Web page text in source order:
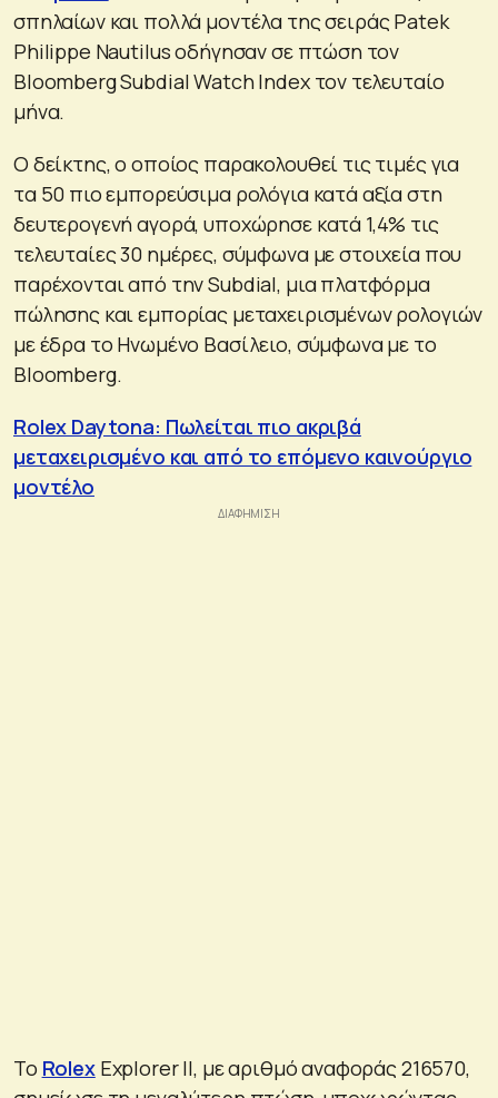
σπηλαίων και πολλά μοντέλα της σειράς Patek
Philippe Nautilus οδήγησαν σε πτώση τον
Bloomberg Subdial Watch Index τον τελευταίο
μήνα.
Ο δείκτης, ο οποίος παρακολουθεί τις τιμές για
τα 50 πιο εμπορεύσιμα ρολόγια κατά αξία στη
δευτερογενή αγορά, υποχώρησε κατά 1,4% τις
τελευταίες 30 ημέρες, σύμφωνα με στοιχεία που
παρέχονται από την Subdial, μια πλατφόρμα
πώλησης και εμπορίας μεταχειρισμένων ρολογιών
με έδρα το Ηνωμένο Βασίλειο, σύμφωνα με το
Bloomberg.
Rolex Daytona: Πωλείται πιο ακριβά
μεταχειρισμένο και από το επόμενο καινούργιο
μοντέλο
Το RolexExplorer II, με αριθμό αναφοράς 216570,